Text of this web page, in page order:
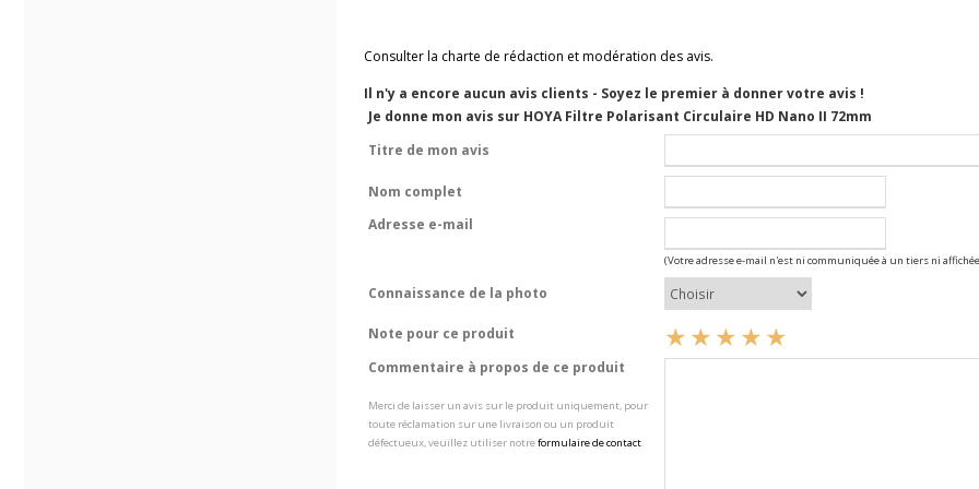
Consulter la charte de rédaction et modération des avis.
Il n'y a encore aucun avis clients - Soyez le premier à donner votre avis !
Je donne mon avis sur HOYA Filtre Polarisant Circulaire HD Nano II 72mm
Titre de mon avis
Nom complet
Adresse e-mail
(Votre adresse e-mail n'est ni communiquée à un tiers ni
Connaissance de la photo
Note pour ce produit
Commentaire à propos de ce produit
Merci de laisser un avis sur le produit uniquement, pour
toute réclamation sur une livraison ou un produit
défectueux, veuillez utiliser notreformulaire de contact.